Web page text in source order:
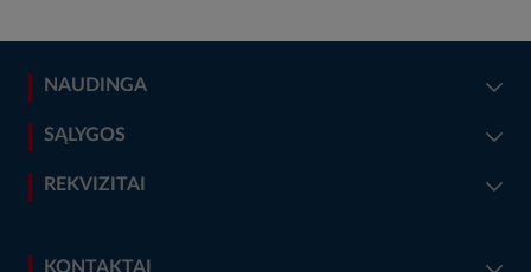
NAUDINGA
SĄLYGOS
REKVIZITAI
KONTAKTAI